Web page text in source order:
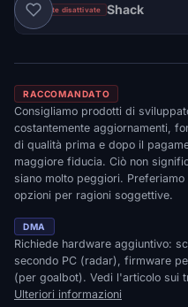
Vendite disattivate Shack
RACCOMANDATO
Consigliamo prodotti di
costantemente aggiornamenti,
di qualità prima e dopo il
maggiore fiducia. Ciò non
siano molto peggiori.
opzioni per ragioni soggettive.
DMA
Richiede hardware aggiuntivo:
secondo PC (radar), firmware
(per goalbot). Vedi l'articolo sui
Ulteriori informazioni